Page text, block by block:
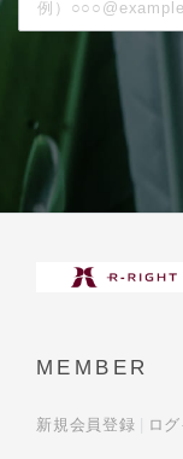
MEMBER
新規会員登録 ロ